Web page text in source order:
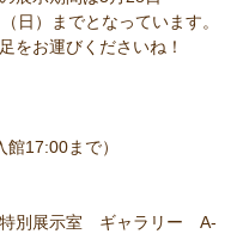
日）までとなっています。
をお運びくださいね！
17:00まで）
別展示室　ギャラリー　A-